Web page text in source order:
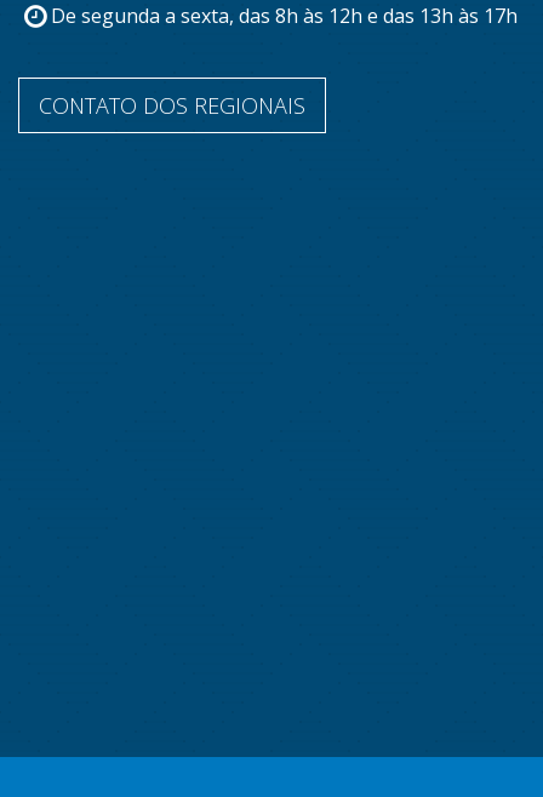
De segunda a sexta, das 8h às 12h e das 13h às 17h
CONTATO DOS REGIONAIS